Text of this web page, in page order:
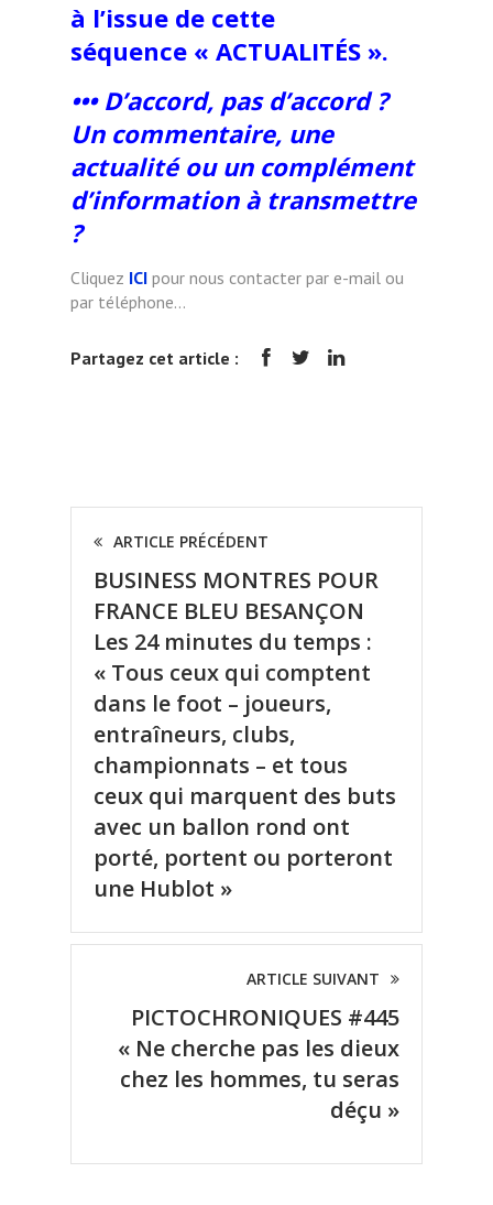
à l’issue de cette
séquence « ACTUALITÉS ».
••• D’accord, pas d’accord ?
Un commentaire, une
actualité ou un complément
d’information à transmettre
?
Cliquez ICI pour nous contacter par e-mail ou
par téléphone...
Partagez cet article :
ARTICLE PRÉCÉDENT
BUSINESS MONTRES POUR
FRANCE BLEU BESANÇON
Les 24 minutes du temps :
« Tous ceux qui comptent
dans le foot – joueurs,
entraîneurs, clubs,
championnats – et tous
ceux qui marquent des buts
avec un ballon rond ont
porté, portent ou porteront
une Hublot »
ARTICLE SUIVANT
PICTOCHRONIQUES #445
« Ne cherche pas les dieux
chez les hommes, tu seras
déçu »